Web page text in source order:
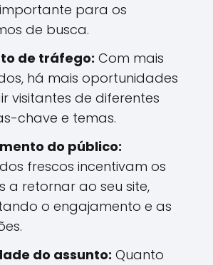
para os
de busca.
de tráfego: Com mais
há mais oportunidades
visitantes de diferentes
chave e temas.
do público:
frescos incentivam os
a retornar ao seu site,
o engajamento e as
do assunto: Quanto